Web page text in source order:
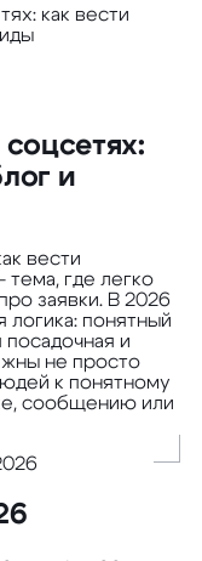
как вести
соцсетях:
и
вести
тема, где легко
заявки. В 2026
логика: понятный
и
не просто
к понятному
сообщению или